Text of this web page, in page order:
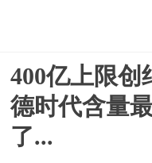
400亿上限创
德时代含量
了...